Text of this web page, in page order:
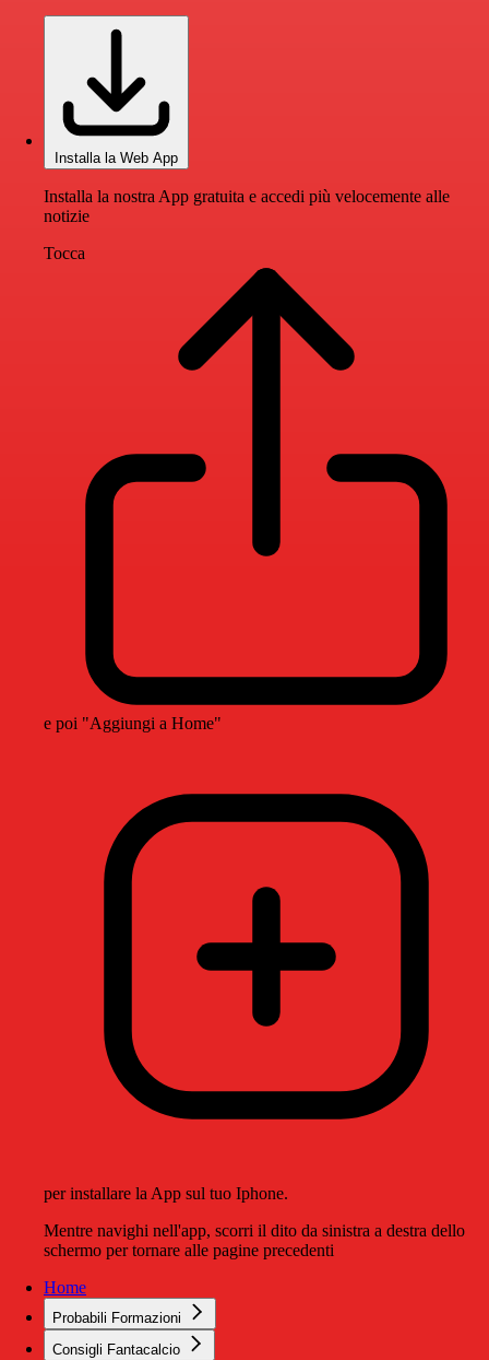
Installa la Web App
Installa la nostra App gratuita e accedi più velocemente alle
notizie
Tocca
e poi "Aggiungi a Home"
per installare la App sul tuo Iphone.
Mentre navighi nell'app, scorri il dito da sinistra a destra dello
schermo per tornare alle pagine precedenti
Home
Probabili Formazioni
Consigli Fantacalcio